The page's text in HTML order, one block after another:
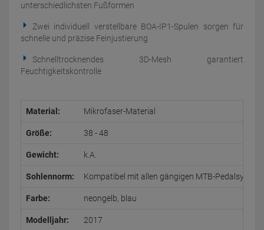
unterschiedlichsten Fußformen
Zwei individuell verstellbare BOA-IP1-Spulen sorgen für
schnelle und präzise Feinjustierung
Schnelltrocknendes 3D-Mesh garantiert
Feuchtigkeitskontrolle
Material: Mikrofaser-Material
Größe: 38 - 48
Gewicht: k.A.
Sohlennorm: Kompatibel mit allen gängigen MTB-
Farbe: neongelb, blau
Modelljahr: 2017